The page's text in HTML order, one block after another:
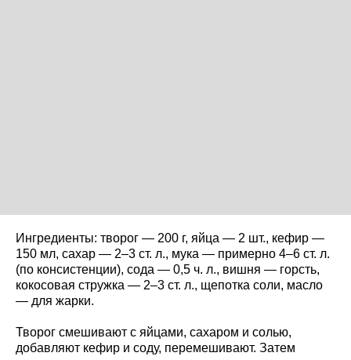
Ингредиенты: творог — 200 г, яйца — 2 шт., кефир —
150 мл, сахар — 2–3 ст. л., мука — примерно 4–6 ст. л.
(по консистенции), сода — 0,5 ч. л., вишня — горсть,
кокосовая стружка — 2–3 ст. л., щепотка соли, масло
— для жарки.
Творог смешивают с яйцами, сахаром и солью,
добавляют кефир и соду, перемешивают. Затем